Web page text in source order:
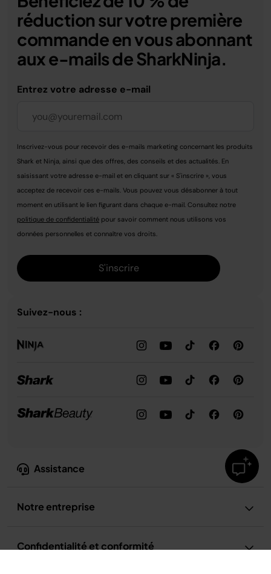
Assistance
Notre entreprise
Confidentialité et conformité
réduction sur votre première
commande en vous abonnant
aux e-mails de SharkNinja.
Entrez votre adresse e-mail
Inscrivez-vous pour recevoir des e-mails marketing concernant les produits
Shark et Ninja, ainsi que des offres, des conseils et des actualités. En
saisissant votre adresse e-mail et en cliquant sur « S'inscrire », vous
acceptez de recevoir ces e-mails. Vous pouvez vous désabonner à tout
moment en utilisant le lien figurant dans chaque e-mail. Consultez notre
politique de confidentialité pour savoir comment nous utilisons vos
données personnelles et connaître vos droits.
S'inscrire
Suivez-nous :